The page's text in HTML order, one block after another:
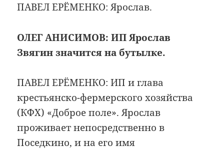
ПАВЕЛ ЕРЁМЕНКО: Ярослав.
ОЛЕГ АНИСИМОВ: ИП Ярослав
Звягин значится на бутылке.
ПАВЕЛ ЕРЁМЕНКО: ИП и глава
крестьянско-фермерского хозяйства
(КФХ) «Доброе поле». Ярослав
проживает непосредственно в
Поседкино, и на его имя